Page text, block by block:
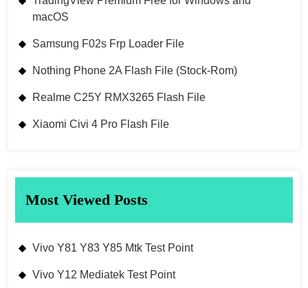
macOS
Samsung F02s Frp Loader File
Nothing Phone 2A Flash File (Stock-Rom)
Realme C25Y RMX3265 Flash File
Xiaomi Civi 4 Pro Flash File
Most Viewed Posts
Vivo Y81 Y83 Y85 Mtk Test Point
Vivo Y12 Mediatek Test Point